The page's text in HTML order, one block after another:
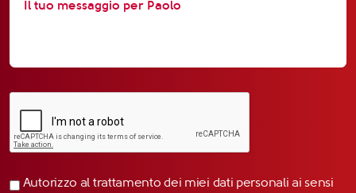
Autorizzo al trattamento dei miei dati personali ai sensi